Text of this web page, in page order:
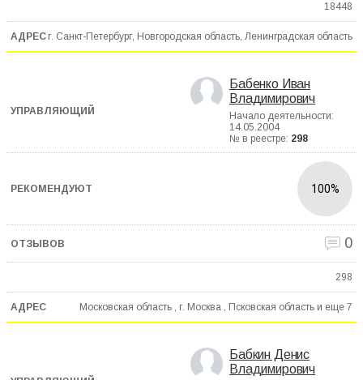
18448
г. Санкт-Петербург, Новгородская область, Ленинградская область
Бабенко Иван
Владимирович
Начало деятельности:
14.05.2004
№ в реестре: 298
100%
0
298
Московская область , г. Москва , Псковская область и еще 7
Бабкин Денис
Владимирович